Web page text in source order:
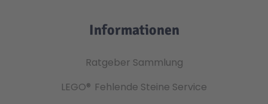
Informationen
Ratgeber Sammlung
LEGO® Fehlende Steine Service